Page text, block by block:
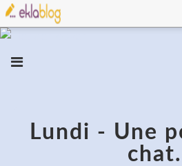
Lundi - Une
chat.